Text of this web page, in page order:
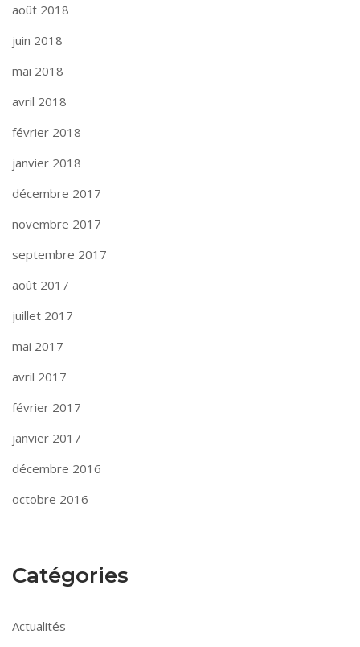
août 2018
juin 2018
mai 2018
avril 2018
février 2018
janvier 2018
décembre 2017
novembre 2017
septembre 2017
août 2017
juillet 2017
mai 2017
avril 2017
février 2017
janvier 2017
décembre 2016
octobre 2016
Catégories
Actualités